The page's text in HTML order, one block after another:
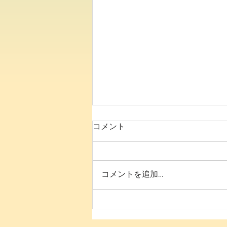
8月の予定です
コメント
コメントを追加…